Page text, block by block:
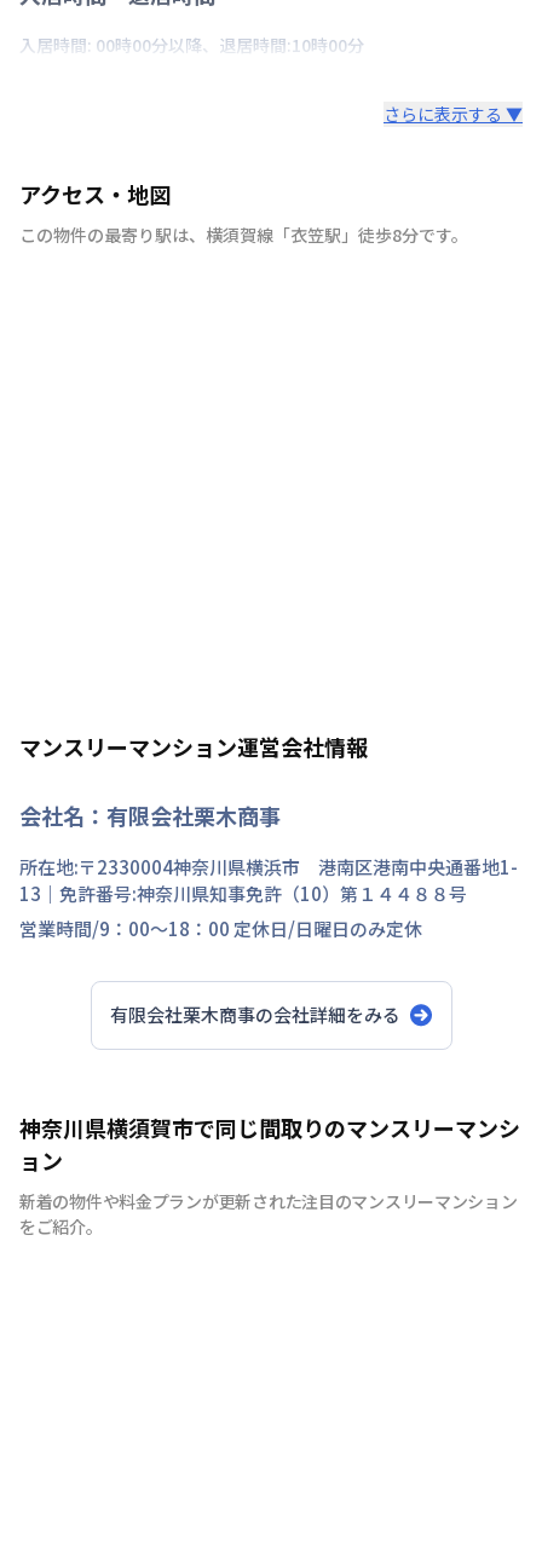
入居時間: 00時00分以降、退居時間:10時00分
さらに表示する ▼
アクセス・地図
この物件の最寄り駅は、 横須賀線 「衣笠駅 」 徒歩8分です。
マンスリーマンション運営会社情報
会社名： 有限会社栗木商事
所在地:〒2330004神奈川県横浜市 港南区港南中央通番地1-
13 ｜免許番号:神奈川県知事免許（10）第１４４８８号
営業時間/9：00～18：00 定休日/日曜日のみ定休
有限会社栗木商事の会社詳細をみる
神奈川県横須賀市で同じ間取りのマンスリーマンシ
ョン
新着の物件や料金プランが更新された注目のマンスリーマンション
をご紹介。